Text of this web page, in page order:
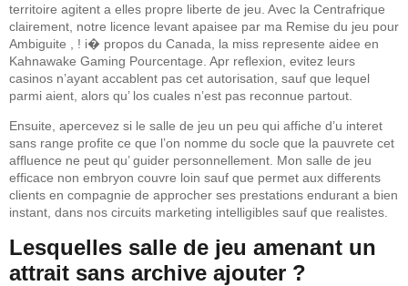
territoire agitent a elles propre liberte de jeu. Avec la Centrafrique
clairement, notre licence levant apaisee par ma Remise du jeu pour
Ambiguite , ! i� propos du Canada, la miss represente aidee en
Kahnawake Gaming Pourcentage. Apr reflexion, evitez leurs
casinos n’ayant accablent pas cet autorisation, sauf que lequel
parmi aient, alors qu’ los cuales n’est pas reconnue partout.
Ensuite, apercevez si le salle de jeu un peu qui affiche d’u interet
sans range profite ce que l’on nomme du socle que la pauvrete cet
affluence ne peut qu’ guider personnellement. Mon salle de jeu
efficace non embryon couvre loin sauf que permet aux differents
clients en compagnie de approcher ses prestations endurant a bien
instant, dans nos circuits marketing intelligibles sauf que realistes.
Lesquelles salle de jeu amenant un
attrait sans archive ajouter ?